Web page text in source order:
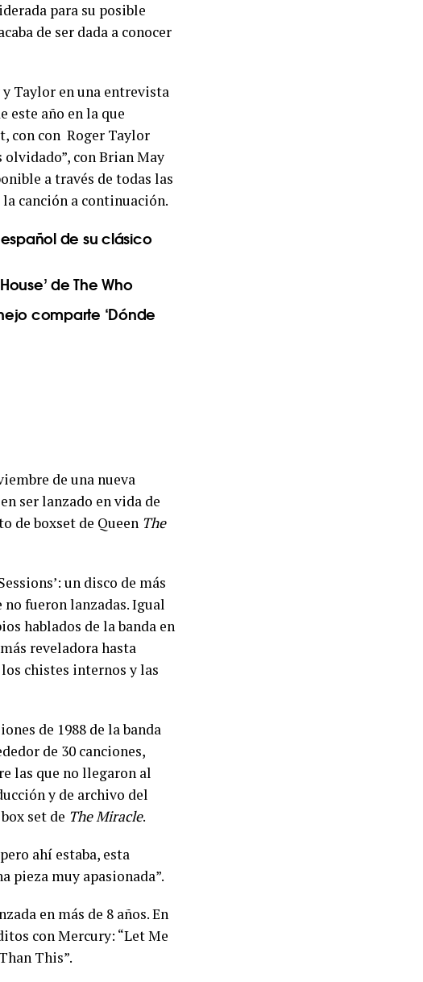
para su posible
de ser dada a conocer
Taylor en una entrevista
este año en la que
con con Roger Taylor
olvidado”, con Brian May
a través de todas las
canción a continuación.
de su clásico
de The Who
comparte ‘Dónde
de una nueva
ser lanzado en vida de
de boxset de Queen The
un disco de más
fueron lanzadas. Igual
hablados de la banda en
reveladora hasta
chistes internos y las
de 1988 de la banda
de 30 canciones,
las que no llegaron al
y de archivo del
set de The Miracle.
ahí estaba, esta
pieza muy apasionada”.
en más de 8 años. En
con Mercury: “Let Me
This”.